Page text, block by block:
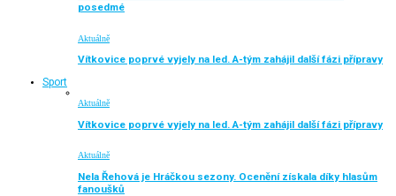
posedmé
Aktuálně
Vítkovice poprvé vyjely na led. A-tým zahájil další fázi přípravy
Sport
Aktuálně
Vítkovice poprvé vyjely na led. A-tým zahájil další fázi přípravy
Aktuálně
Nela Řehová je Hráčkou sezony. Ocenění získala díky hlasům
fanoušků